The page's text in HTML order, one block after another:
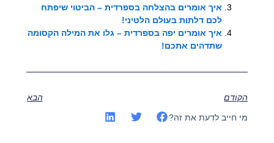
איך אומרים בהצלחה בספרדית – הביטוי שיפתח
לכם דלתות בעולם הלטיני!
איך אומרים יפה בספרדית – גלו את המילה הקסומה
שתדהים אתכם!
הקודם הבא
מי חייב לדעת את זה?